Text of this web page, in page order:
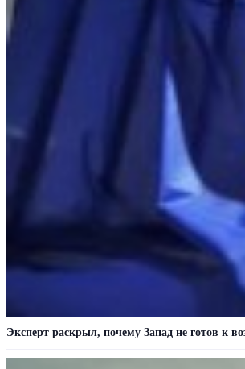
Эксперт раскрыл, почему Запад не готов к